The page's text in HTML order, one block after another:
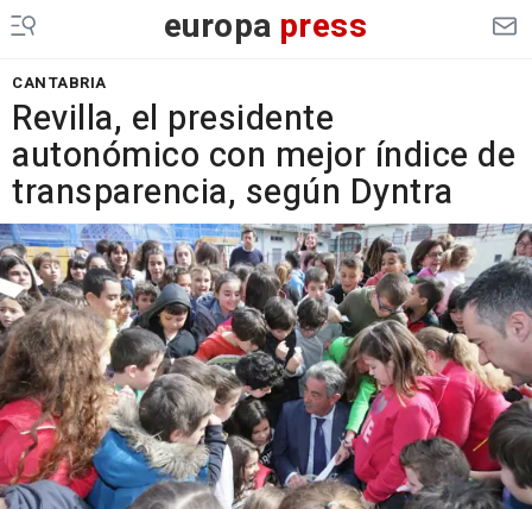
europa press
CANTABRIA
Revilla, el presidente
autonómico con mejor índice de
transparencia, según Dyntra